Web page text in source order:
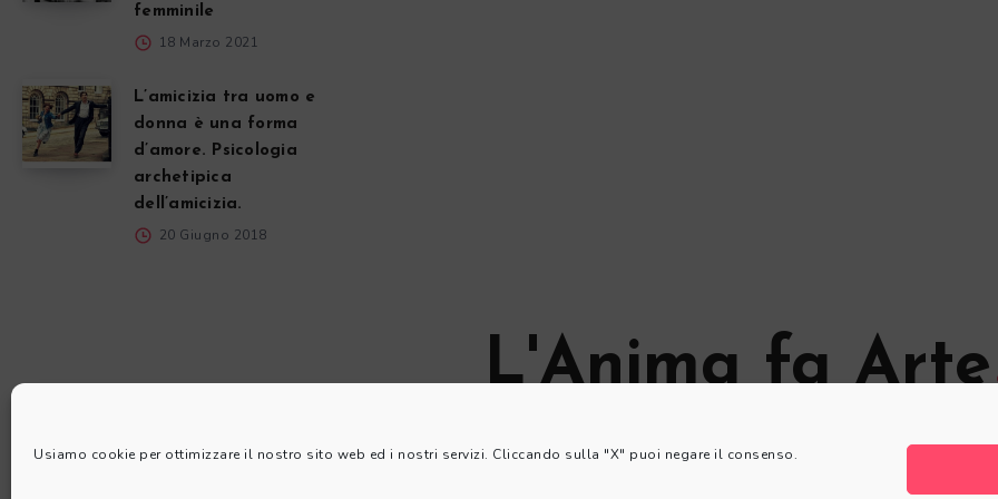
Usiamo cookie per ottimizzare il nostro sito web ed i nostri servizi. Cliccando sulla "X" puoi negare il consenso.
femminile
18 Marzo 2021
L’amicizia tra uomo e
donna è una forma
d’amore. Psicologia
archetipica
dell’amicizia.
20 Giugno 2018
L'Anima fa Arte
© L'Anima fa Arte